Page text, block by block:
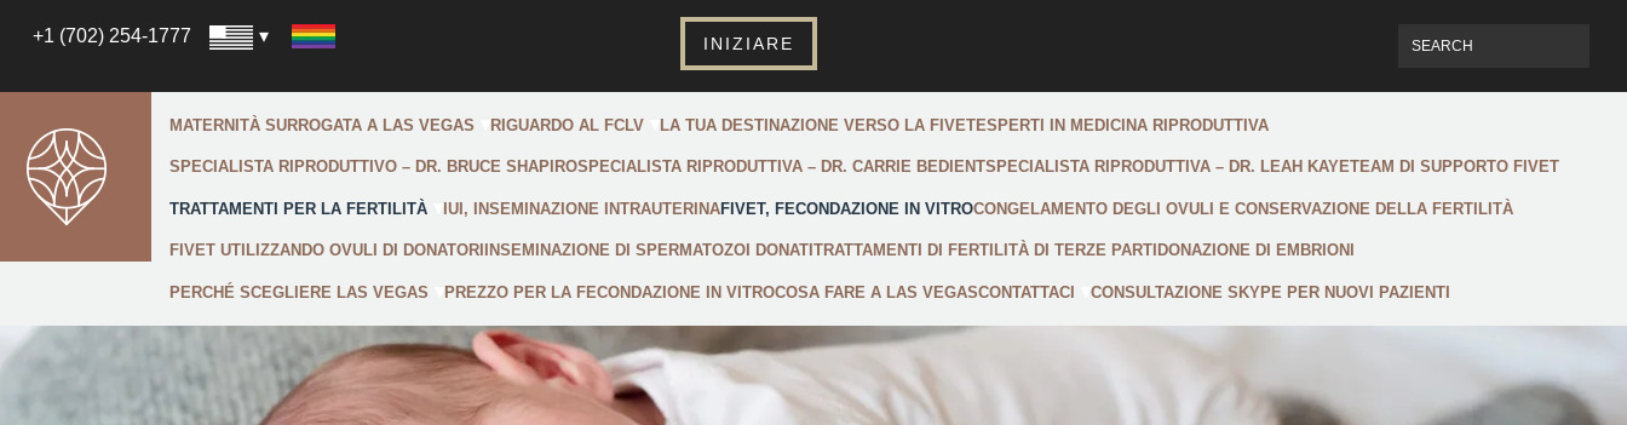
+1 (702) 254-1777 INIZIARE
MATERNITÀ SURROGATA A LAS VEGAS RIGUARDO AL FCLV LA TUA DESTINAZIONE VERSO LA FIVETESPERTI IN MEDICINA RIPRODUTTIVA
SPECIALISTA RIPRODUTTIVO – DR. BRUCE SHAPIROSPECIALISTA RIPRODUTTIVA – DR. CARRIE BEDIENTSPECIALISTA RIPRODUTTIVA – DR. LEAH KAYETEAM DI SUPPORTO FIVET
TRATTAMENTI PER LA FERTILITÀ IUI, INSEMINAZIONE INTRAUTERINAFIVET, FECONDAZIONE IN VITROCONGELAMENTO DEGLI OVULI E CONSERVAZIONE DELLA FERTILITÀ
FIVET UTILIZZANDO OVULI DI DONATORI INSEMINAZIONE DI SPERMATOZOI DONATI TRATTAMENTI DI FERTILITÀ DI TERZE PARTI DONAZIONE DI EMBRIONI
PERCHÉ SCEGLIERE LAS VEGAS PREZZO PER LA FECONDAZIONE IN VITROCOSA FARE A LAS VEGASCONTATTACI CONSULTAZIONE SKYPE PER NUOVI PAZIENTI